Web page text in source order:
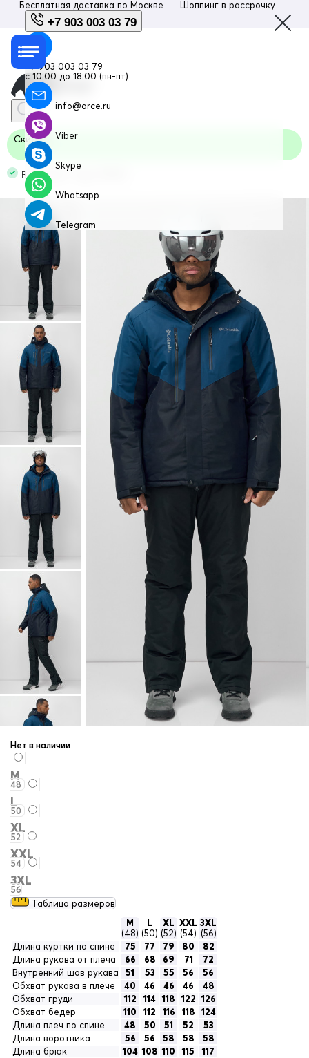
Бесплатная доставка по Москве Шоппинг в рассрочку
+7 903 003 03 79
+7 903 003 03 79
с 10:00 до 18:00 (пн-пт)
info@orce.ru
Viber
Skype
Whatsapp
Telegram
Скидка
В наличии Код: 07713TS
Нет в наличии
M
48
L
50
XL
52
XXL
54
3XL
56
Таблица размеров
M
(48)
L
(50)
XL
(52)
XXL
(54)
3XL
(56)
Длина куртки по спине
75 77 79 80
82
Длина рукава от плеча
66 68 69 71
72
Внутренний шов рукава
51 53 55 56
56
Обхват рукава в плече
40 46 46 46
48
Обхват груди
112 114 118 122 126
Обхват бедер
110 112 116 118 124
Длина плеч по спине
48 50 51 52
53
Длина воротника
56 56 58 58
58
Длина брюк
104 108 110 115
117